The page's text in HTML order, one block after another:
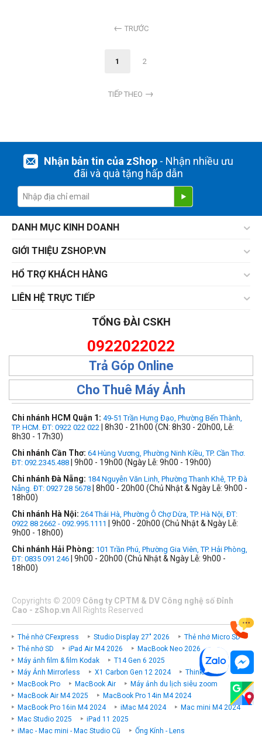
TRƯỚC
1 2
TIẾP THEO
Nhận bản tin của zShop- Nhận nhiều ưu
đãi và quà tặng hấp dẫn
DANH MỤC KINH DOANH
GIỚI THIỆU ZSHOP.VN
HỔ TRỢ KHÁCH HÀNG
LIÊN HỆ TRỰC TIẾP
TỔNG ĐÀI CSKH
0922022022
Trả Góp Online
Cho Thuê Máy Ảnh
Chi nhánh HCM Quận 1: 49-51 Trần Hưng Đạo, Phường Bến Thành,
TP. HCM. ĐT: 0922 022 022 | 8h30 - 21h00 (CN: 8h30 - 20h00, Lễ:
8h30 - 17h30)
Chi nhánh Cần Thơ: 64 Hùng Vương, Phường Ninh Kiều, TP. Cần Thơ.
ĐT: 092.2345.488 | 9h00 - 19h00 (Ngày Lễ: 9h00 - 19h00)
Chi nhánh Đà Nẵng: 184 Nguyễn Văn Linh, Phường Thanh Khê, TP. Đà
Nẵng. ĐT: 0927 28 5678 | 8h00 - 20h00 (Chủ Nhật & Ngày Lễ: 9h00 -
18h00)
Chi nhánh Hà Nội: 264 Thái Hà, Phường Ô Chợ Dừa, TP. Hà Nội, ĐT:
0922 88 2662 - 092.995.1111
| 9h00 - 20h00 (Chủ Nhật & Ngày Lễ:
9h00 - 18h00)
Chi nhánh Hải Phòng: 101 Trần Phú, Phường Gia Viên, TP. Hải Phòng,
ĐT: 0835 091 246 | 9h00 - 20h00 (Chủ Nhật & Ngày Lễ: 9h00 -
18h00)
Copyrights © 2009 Công ty CPTM & DV Công nghệ số Đỉnh
Cao - zShop.vn All Rights Reserved
Thẻ nhớ CFexpress Studio Display 27" 2026
Thẻ nhớ Micro SD
Thẻ nhớ SD
iPad Air M4 2026
MacBook Neo 2026
Máy ảnh film & film Kodak
T14 Gen 6 2025
Máy Ảnh Mirrorless
X1 Carbon Gen 12 2024
ThinkPad P
MacBook Pro
MacBook Air
Máy ảnh du lịch siêu zoom
MacBook Air M4 2025
MacBook Pro 14in M4 2024
MacBook Pro 16in M4 2024
iMac M4 2024
Mac mini M4 2024
Mac Studio 2025
iPad 11 2025
iMac - Mac mini - Mac Studio Cũ
Ống Kính - Lens